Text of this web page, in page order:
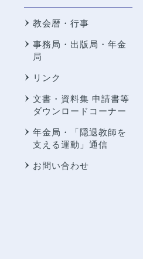
教会暦・行事
事務局・出版局・年金
局
リンク
文書・資料集 申請書等
ダウンロードコーナー
年金局・
「隠退教師を
支える運動」通信
お問い合わせ